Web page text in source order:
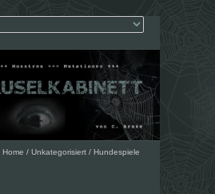
Home / Unkategorisiert / Hundespiele